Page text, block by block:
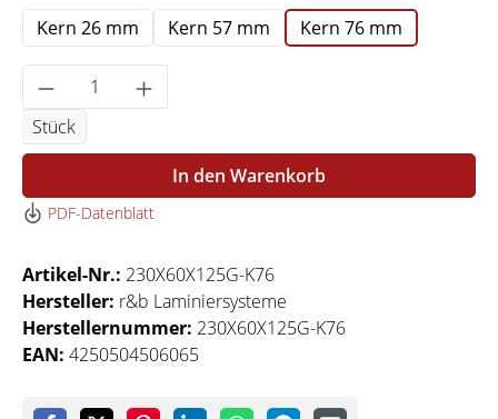
Kern 26 mm Kern 57 mm Kern 76 mm
Produkt Anzahl: Gib den gewünschten
Stück
In den Warenkorb
PDF-Datenblatt
Artikel-Nr.: 230X60X125G-K76
Hersteller: r&b Laminiersysteme
Herstellernummer: 230X60X125G-K76
EAN: 4250504506065